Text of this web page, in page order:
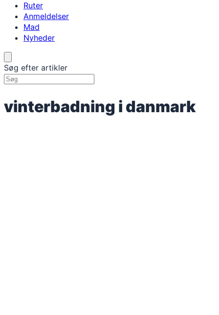
Ruter
Anmeldelser
Mad
Nyheder
Søg efter artikler
vinterbadning i danmark